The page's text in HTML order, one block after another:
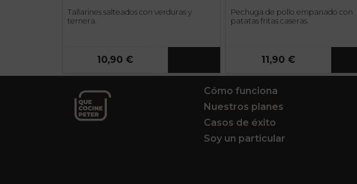
Tallarines salteados con verduras y
ternera.
10,90 €
Pechuga de pollo empanado con
patatas fritas caseras.
11,90 €
Cómo funciona
Nuestros planes
Casos de éxito
Soy un particular